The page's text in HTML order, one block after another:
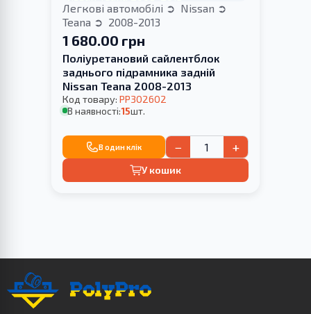
Легкові автомобілі
Nissan
Teana
2008-2013
1 680.00 грн
Поліуретановий cайлентблок
заднього підрамника задній
Nissan Teana 2008-2013
Код товару: PP302602
В наявності:15шт.
В один клік − +
У кошик